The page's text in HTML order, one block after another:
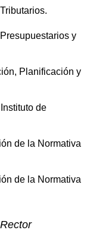
y
Planificación y
de
de la Normativa
de la Normativa